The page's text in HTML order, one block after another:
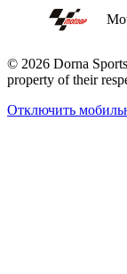
© 2026 Dorna
property of their
Отключить